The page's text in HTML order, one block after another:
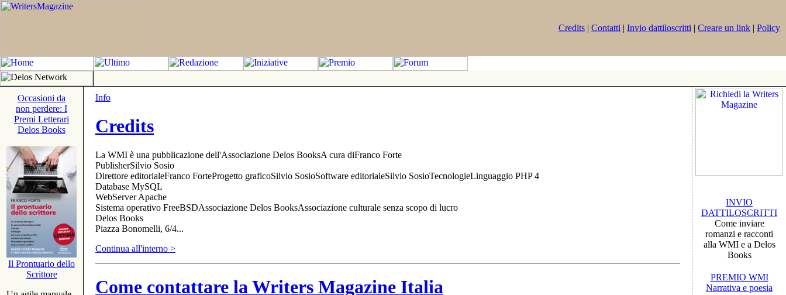
Credits | Contatti | Invio dattiloscritti | Creare un link | Policy
Occasioni da
non perdere: I
Premi Letterari
Delos Books
Il Prontuario dello
Scrittore
Info
Credits
La WMI è una pubblicazione dell'Associazione Delos BooksA cura diFranco Forte
PublisherSilvio Sosio
Direttore editorialeFranco ForteProgetto graficoSilvio SosioSoftware editorialeSilvio SosioTecnologieLinguaggio PHP 4
Database MySQL
WebServer Apache
Sistema operativo FreeBSDAssociazione Delos BooksAssociazione culturale senza scopo di lucro
Delos Books
Piazza Bonomelli, 6/4...
Continua all'interno >
Come contattare la Writers Magazine Italia
INVIO
DATTILOSCRITTI
Come inviare
romanzi e racconti
alla WMI e a Delos
Books
PREMIO WMI
Narrativa e poesia